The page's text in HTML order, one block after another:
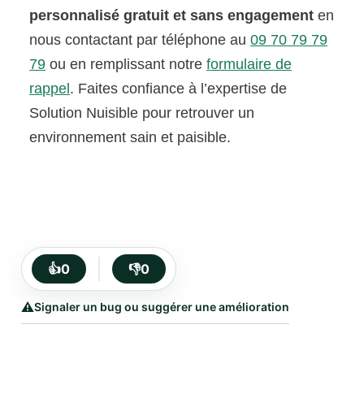
personnalisé gratuit et sans engagement en
nous contactant par téléphone au09 70 79 79
79 ou en remplissant notreformulaire de
rappel. Faites confiance à l’expertise de
Solution Nuisible pour retrouver un
environnement sain et paisible.
👍0 👎0
⚠️Signaler un bug ou suggérer une amélioration